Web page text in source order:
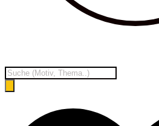
Products
search